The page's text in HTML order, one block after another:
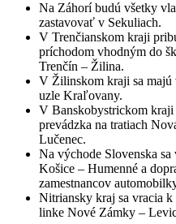
Na Záhorí budú všetky
zastavovať v Sekuliach.
V Trenčianskom kraji
príchodom vhodným do
Trenčín – Žilina.
V Žilinskom kraji sa majú
uzle Kraľovany.
V Banskobystrickom
prevádzka na tratiach
Lučenec.
Na východe Slovenska
Košice – Humenné a
zamestnancov
Nitriansky kraj sa vracia
linke Nové Zámky –